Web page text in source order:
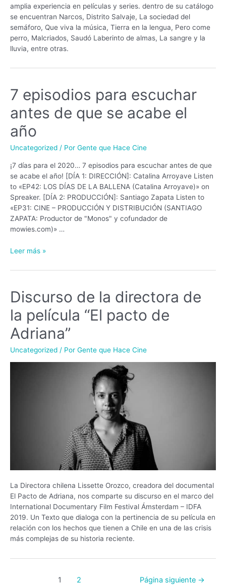
amplia experiencia en películas y series. dentro de su catálogo
se encuentran Narcos, Distrito Salvaje, La sociedad del
semáforo, Que viva la música, Tierra en la lengua, Pero come
perro, Malcriados, Saudó Laberinto de almas, La sangre y la
lluvia, entre otras.
7 episodios para escuchar
antes de que se acabe el
año
Uncategorized / Por Gente que Hace Cine
¡7 días para el 2020… 7 episodios para escuchar antes de que
se acabe el año! [DÍA 1: DIRECCIÓN]: Catalina Arroyave Listen
to «EP42: LOS DÍAS DE LA BALLENA (Catalina Arroyave)» on
Spreaker. [DÍA 2: PRODUCCIÓN]: Santiago Zapata Listen to
«EP31: CINE – PRODUCCIÓN Y DISTRIBUCIÓN (SANTIAGO
ZAPATA: Productor de "Monos" y cofundador de
mowies.com)» …
7
episodios
para
antes
de
se
acabe
el
año
Leer más »
Discurso de la directora de
la película “El pacto de
Adriana”
Uncategorized / Por Gente que Hace Cine
La Directora chilena Lissette Orozco, creadora del documental
El Pacto de Adriana, nos comparte su discurso en el marco del
International Documentary Film Festival Ámsterdam – IDFA
2019. Un Texto que dialoga con la pertinencia de su película en
relación con los hechos que tienen a Chile en una de las crisis
más complejas de su historia reciente.
1 2 Página siguiente →